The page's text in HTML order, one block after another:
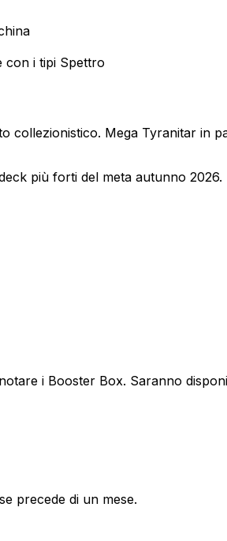
con i tipi Spettro
Mega Tyranitar in
più forti del meta autunno 2026.
i Booster Box. Saranno
precede di un mese.